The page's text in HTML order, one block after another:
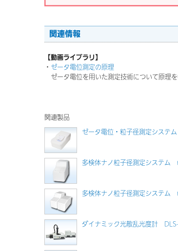
関連情報
【動画ライブラリ】
・ ゼータ電位測定の原理
ゼータ電位を用いた測定技術について原理を
関連製品
ゼータ電位・粒子径測定システ
多検体ナノ粒子径測定システ
多検体ナノ粒子径測定システ
ダイナミック光散乱光度計